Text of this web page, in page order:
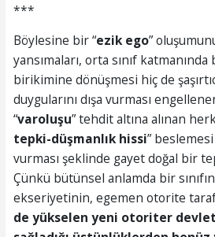
***
Böylesine bir “ezik ego”
yansımaları, orta sınıf
birikimine dönüşmesi hiç de
duygularını dışa vurması
“varoluşu” tehdit altına alınan
tepki-düşmanlık hissi”
vurması şeklinde gayet doğal bir
Çünkü bütünsel anlamda bir
ekseriyetinin, egemen otorite
de yükselen yeni otoriter